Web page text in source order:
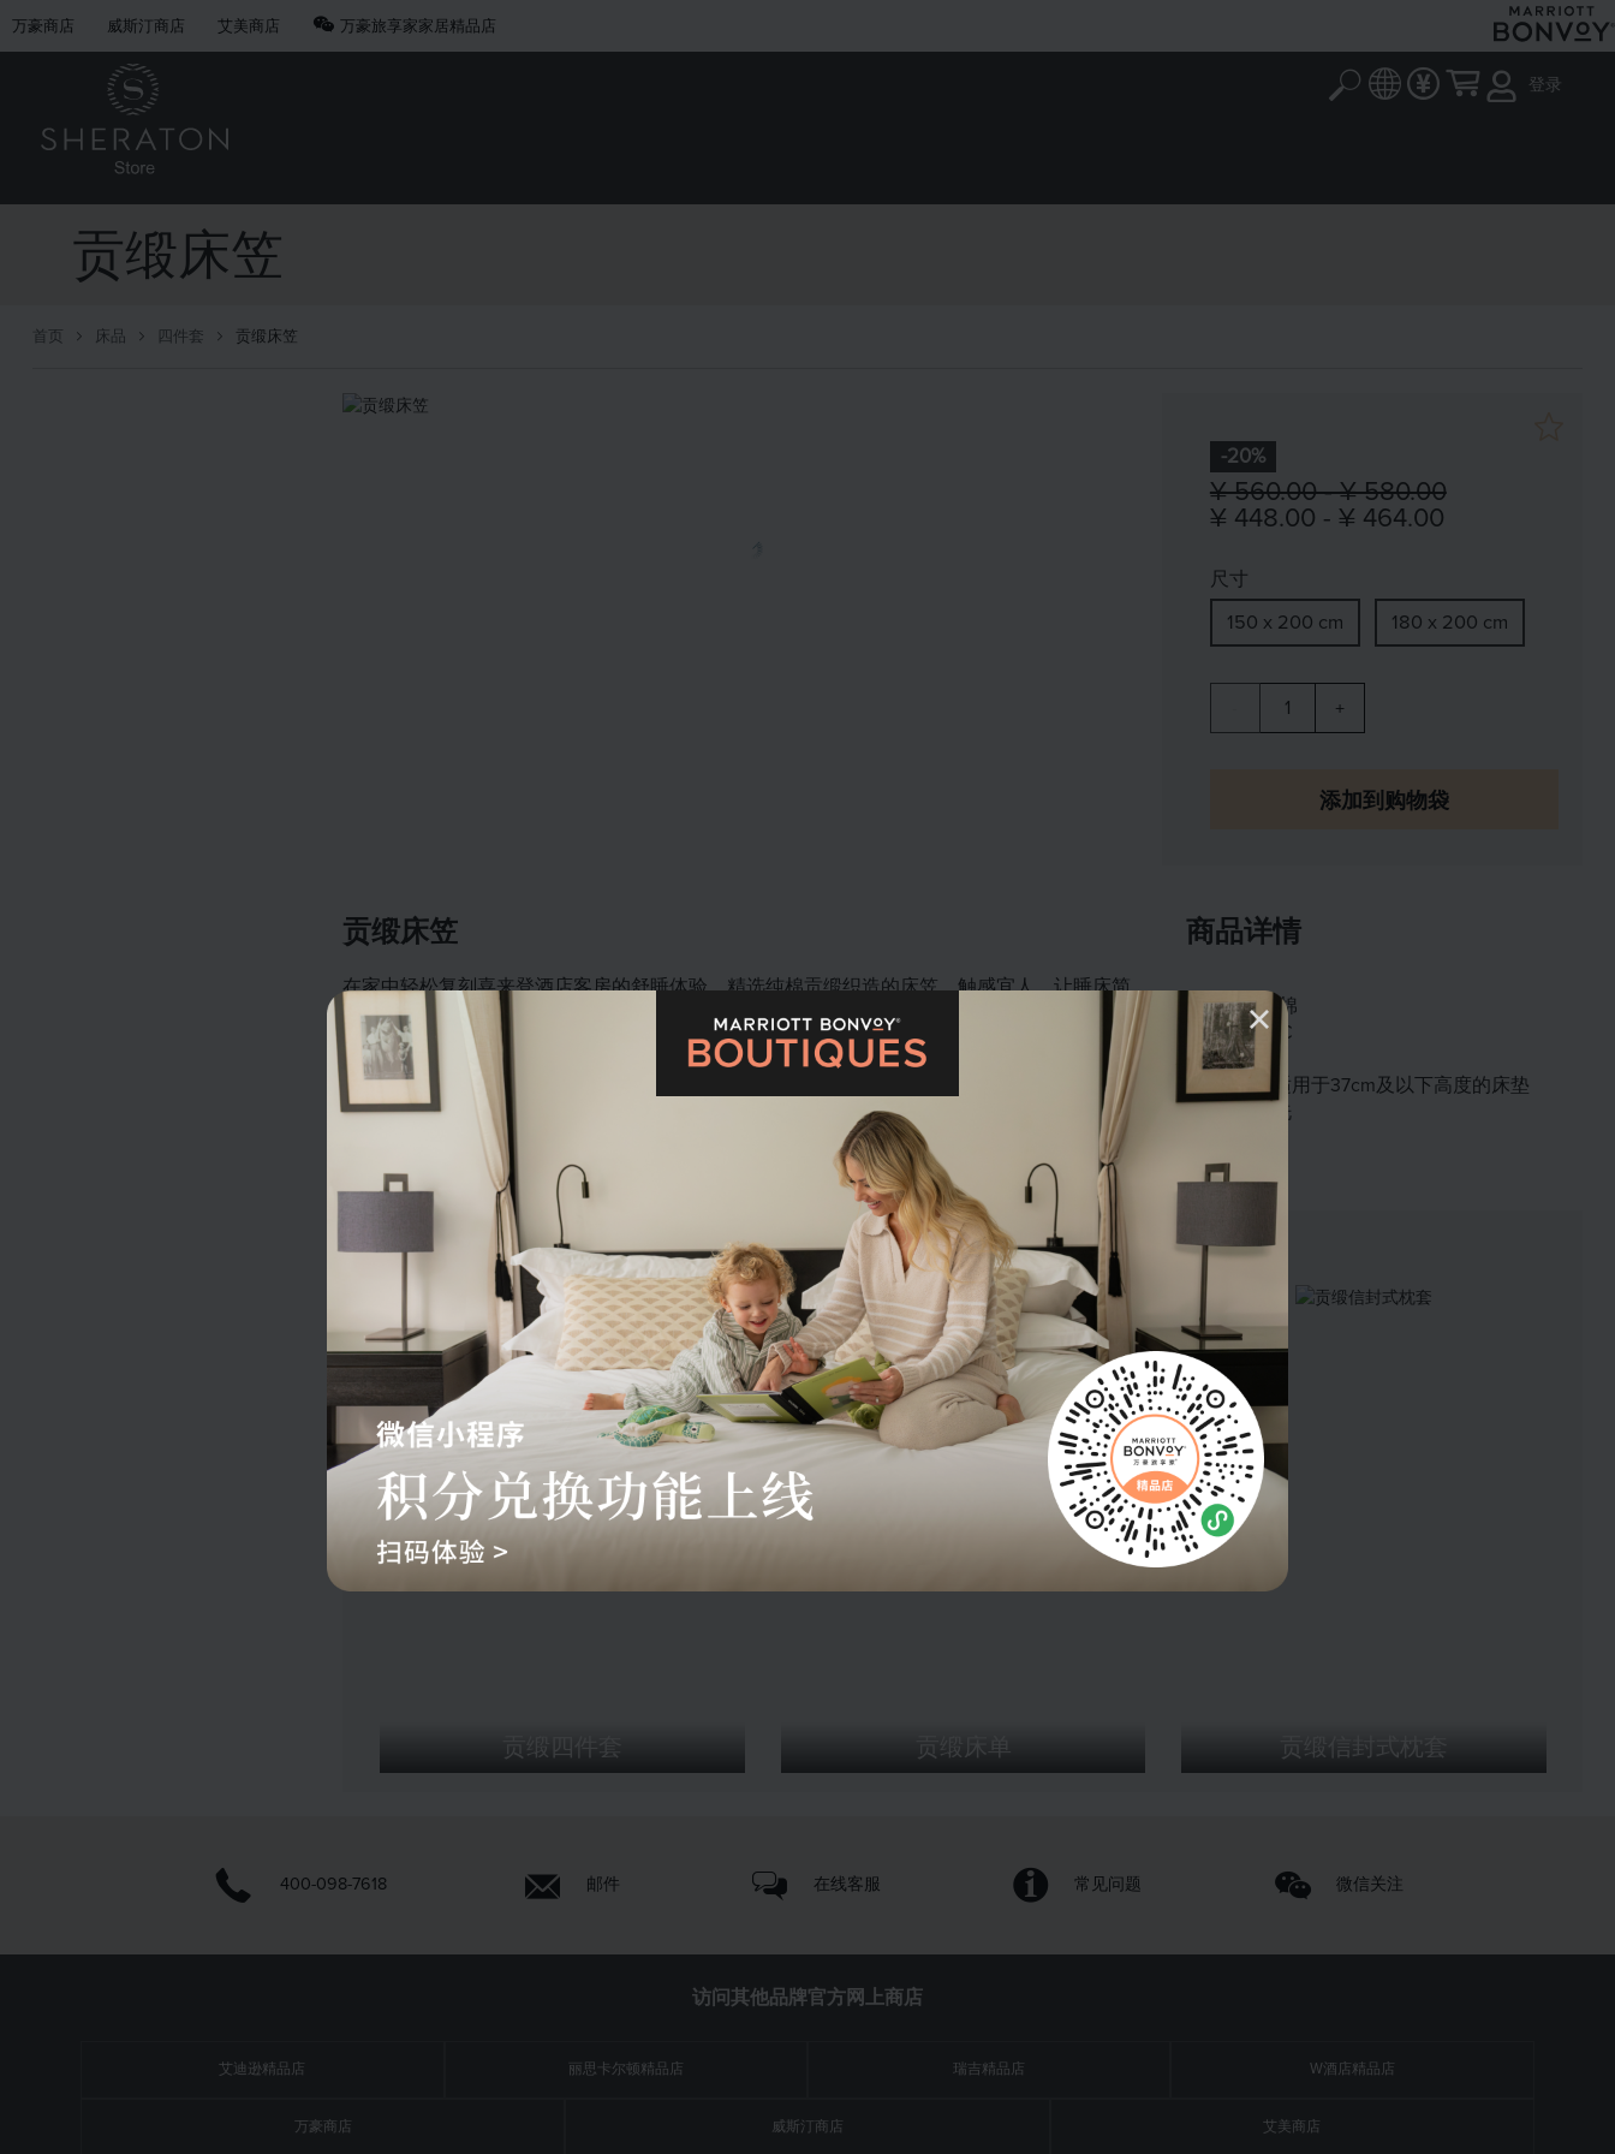
万豪商店 威斯汀商店 艾美商店 万豪旅享家家居精品店
登录
贡缎床笠
首页 床品 四件套 贡缎床笠
¥ 560.00 - ¥ 580.00
-20%
¥ 448.00 - ¥ 464.00
尺寸
150 x 200 cm
180 x 200 cm
1 +
添加到购物袋
贡缎床笠
在家中轻松复刻喜来登酒店客房的舒睡体验。精选纯棉贡缎织造的床笠，触感宜人，让睡床简
约而优雅。
商品详情
100%棉
300TC
纯白
床笠适用于37cm及以下高度的床垫
可机洗
您可能还喜欢
贡缎四件套 贡缎床单 贡缎信封式枕套
400-098-7618 邮件 在线客服 常见问题 微信关注
访问其他品牌官方网上商店
艾迪逊精品店 丽思卡尔顿精品店 瑞吉精品店 W酒店精品店
万豪商店 威斯汀商店 艾美商店